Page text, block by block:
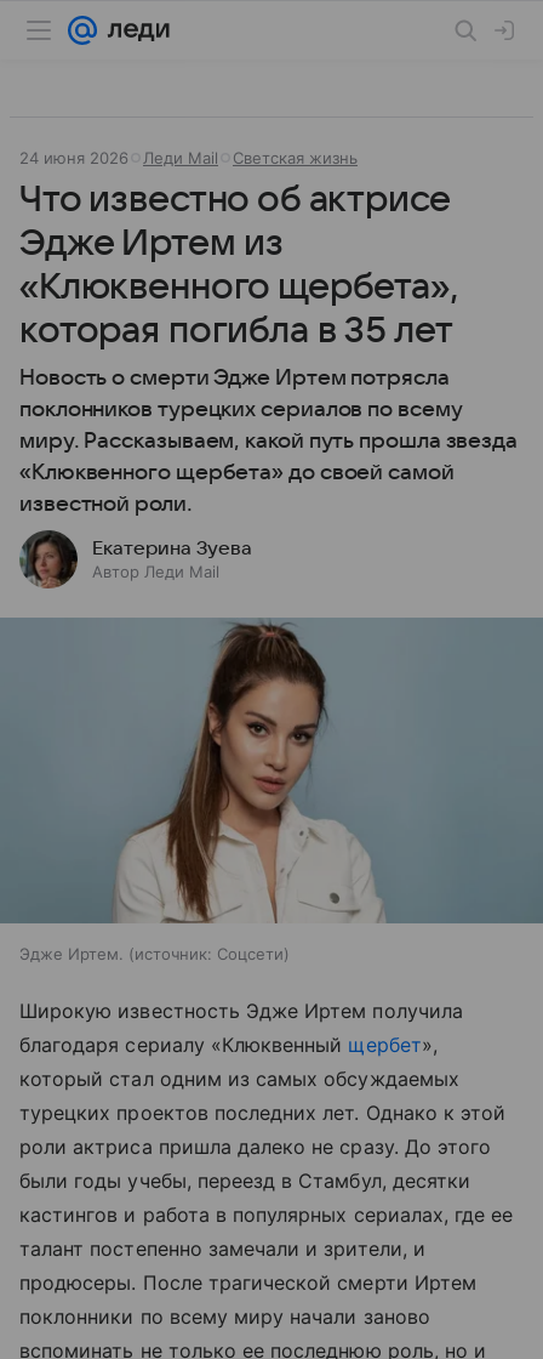
24 июня 2026 Леди Mail Светская жизнь
Что известно об актрисе
Эдже Иртем из
«Клюквенного щербета»,
которая погибла в 35 лет
Новость о смерти Эдже Иртем потрясла
поклонников турецких сериалов по всему
миру. Рассказываем, какой путь прошла звезда
«Клюквенного щербета» до своей самой
известной роли.
Екатерина Зуева
Автор Леди Mail
Эдже Иртем. источник: Соцсети
Широкую известность Эдже Иртем получила
благодаря сериалу «Клюквенный щербет»,
который стал одним из самых обсуждаемых
турецких проектов последних лет. Однако к этой
роли актриса пришла далеко не сразу. До этого
были годы учебы, переезд в Стамбул, десятки
кастингов и работа в популярных сериалах, где ее
талант постепенно замечали и зрители, и
продюсеры. После трагической смерти Иртем
поклонники по всему миру начали заново
вспоминать не только ее последнюю роль, но и